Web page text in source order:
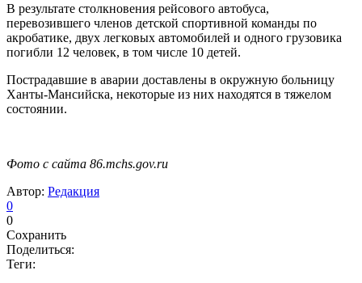
В результате столкновения рейсового автобуса,
перевозившего членов детской спортивной команды по
акробатике, двух легковых автомобилей и одного грузовика
погибли 12 человек, в том числе 10 детей.
Пострадавшие в аварии доставлены в окружную больницу
Ханты-Мансийска, некоторые из них находятся в тяжелом
состоянии.
Фото с сайта 86.mchs.gov.ru
Автор: Редакция
0
0
Сохранить
Поделиться:
Теги: